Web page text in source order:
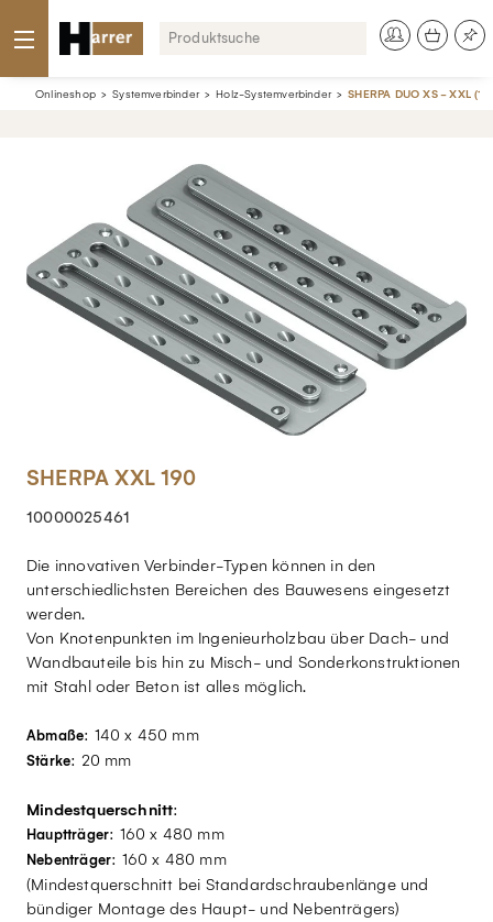
Onlineshop Systemverbinder Holz-Systemverbinder SHERPA DUO XS - XXL
SHERPA XXL 190
10000025461
Die innovativen Verbinder-Typen können in den
unterschiedlichsten Bereichen des Bauwesens eingesetzt
werden.
Von Knotenpunkten im Ingenieurholzbau über Dach- und
Wandbauteile bis hin zu Misch- und Sonderkonstruktionen
mit Stahl oder Beton ist alles möglich.
Abmaße: 140 x 450 mm
Stärke: 20 mm
Mindestquerschnitt:
Hauptträger: 160 x 480 mm
Nebenträger: 160 x 480 mm
(Mindestquerschnitt bei Standardschraubenlänge und
bündiger Montage des Haupt- und Nebenträgers)